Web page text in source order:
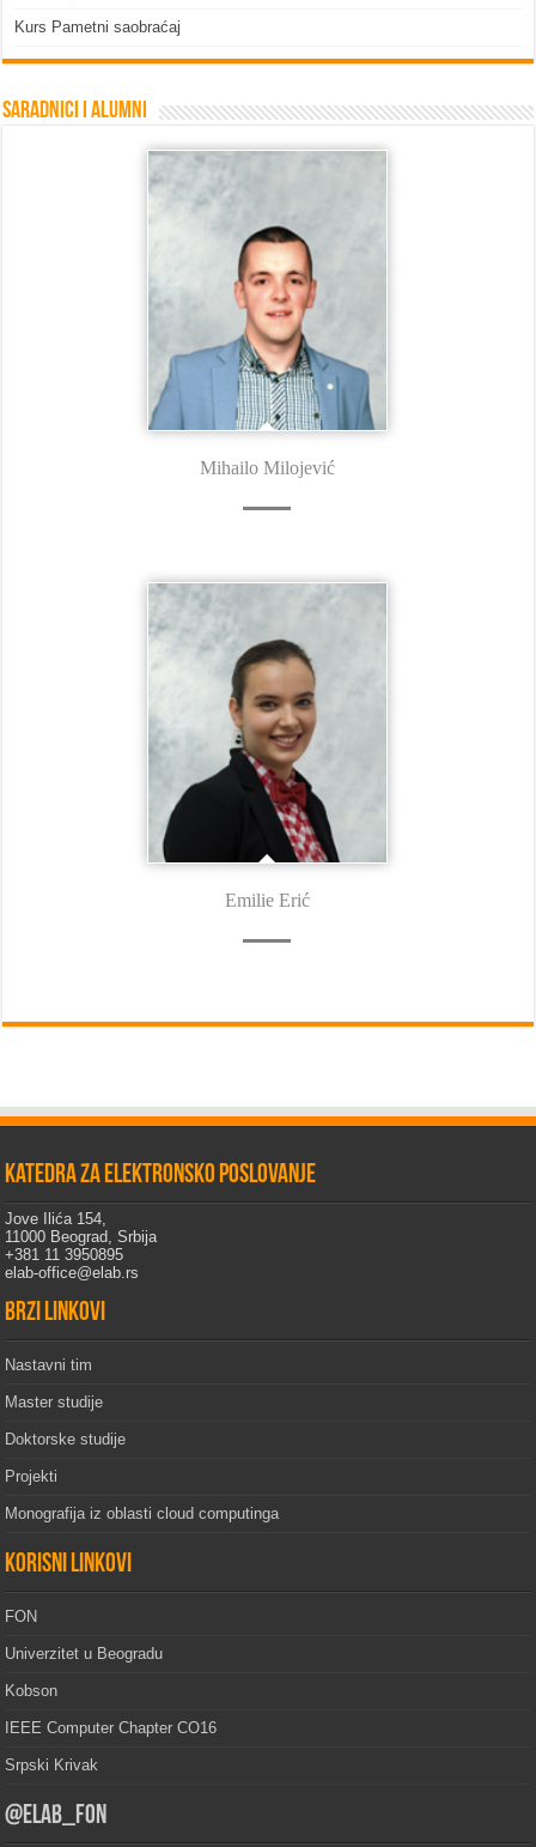
Kurs Pametni saobraćaj
Saradnici i Alumni
Mihailo Milojević
Emilie Erić
Katedra za elektronsko poslovanje
Jove Ilića 154,
11000 Beograd, Srbija
+381 11 3950895
elab-office@elab.rs
Brzi linkovi
Nastavni tim
Master studije
Doktorske studije
Projekti
Monografija iz oblasti cloud computinga
Korisni linkovi
FON
Univerzitet u Beogradu
Kobson
IEEE Computer Chapter CO16
Srpski Krivak
@elab_fon